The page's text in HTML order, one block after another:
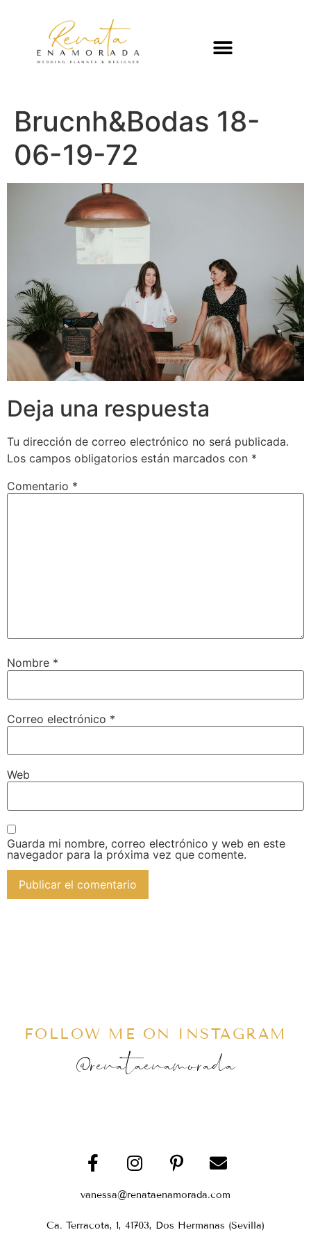
Brucnh&Bodas 18-
06-19-72
Deja una respuesta
Tu dirección de correo electrónico no será publicada.
Los campos obligatorios están marcados con *
Comentario *
Nombre *
Correo electrónico *
Web
Guarda mi nombre, correo electrónico y web en este
navegador para la próxima vez que comente.
FOLLOW ME ON INSTAGRAM
@renataenamorada
vanessa@renataenamorada.com
Ca. Terracota, 1, 41703, Dos Hermanas (Sevilla)